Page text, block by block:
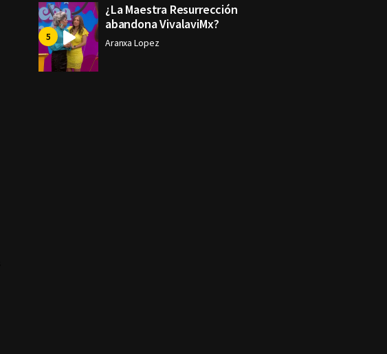
¿La Maestra Resurrección
abandona VivalaviMx?
Aranxa Lopez